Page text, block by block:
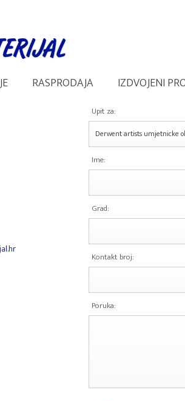
RASPRODAJA IZDVOJENI
Upit za:
Ime:
Grad:
Kontakt broj:
Poruka: